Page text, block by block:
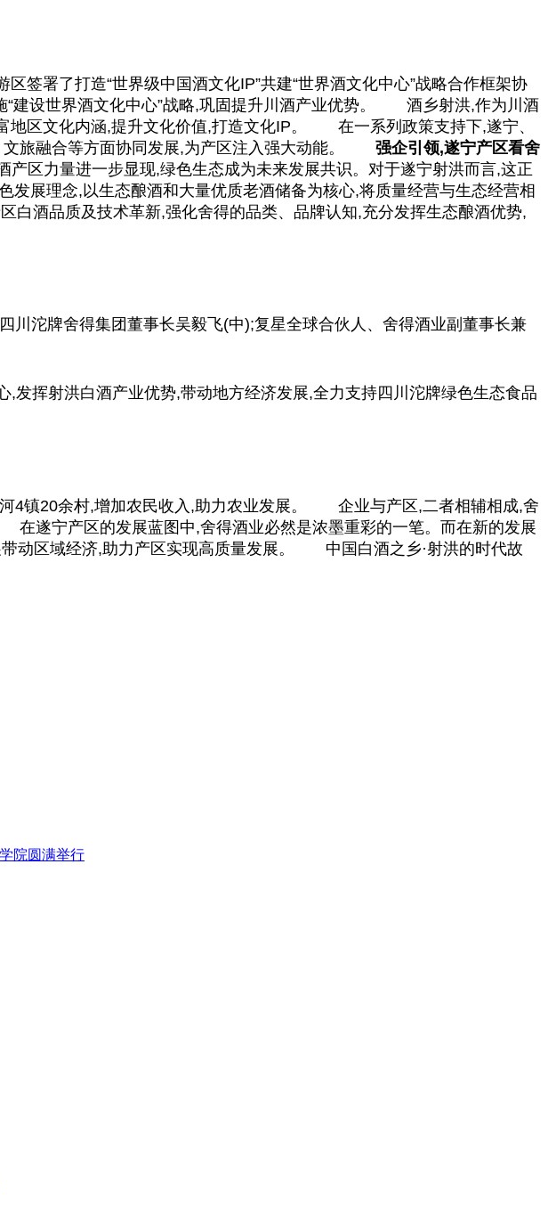
区签署了打造“世界级中国酒文化IP”共建“世界酒文化中心”战略合作框架协
“建设世界酒文化中心”战略,巩固提升川酒产业优势。 酒乡射洪,作为川酒
地区文化内涵,提升文化价值,打造文化IP。 在一系列政策支持下,遂宁、
旅融合等方面协同发展,为产区注入强大动能。
强企引领,遂宁产区看舍
产区力量进一步显现,绿色生态成为未来发展共识。对于遂宁射洪而言,这正
展理念,以生态酿酒和大量优质老酒储备为核心,将质量经营与生态经营相
酒品质及技术革新,强化舍得的品类、品牌认知,充分发挥生态酿酒优势,
川沱牌舍得集团董事长吴毅飞(中);复星全球合伙人、舍得酒业副董事长兼
,发挥射洪白酒产业优势,带动地方经济发展,全力支持四川沱牌绿色生态食品
4镇20余村,增加农民收入,助力农业发展。 企业与产区,二者相辅相成,舍
遂宁产区的发展蓝图中,舍得酒业必然是浓墨重彩的一笔。而在新的发展
带动区域经济,助力产区实现高质量发展。 中国 白酒之乡·射洪的时代故
院圆满举行